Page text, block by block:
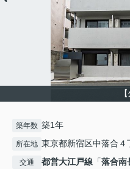
築年数 築1年
所在地 東京都新宿区中落合４
交通 都営大江戸線 「落合南